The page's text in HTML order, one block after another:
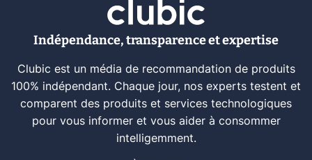
Indépendance, transparence et expertise
Clubic est un média de recommandation de produits
100% indépendant. Chaque jour, nos experts testent et
comparent des produits et services technologiques
pour vous informer et vous aider à consommer
intelligemment.